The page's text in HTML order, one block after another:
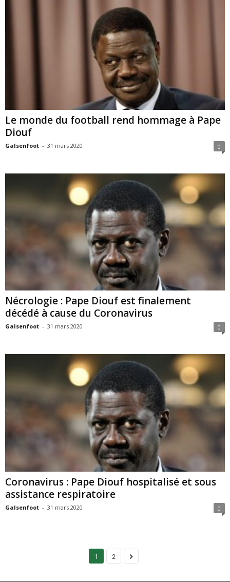
Le monde du football rend hommage à Pape
Diouf
Galsenfoot - 31 mars 2020 0
Nécrologie : Pape Diouf est finalement
décédé à cause du Coronavirus
Galsenfoot - 31 mars 2020 0
Coronavirus : Pape Diouf hospitalisé et sous
assistance respiratoire
Galsenfoot - 31 mars 2020 0
1 2